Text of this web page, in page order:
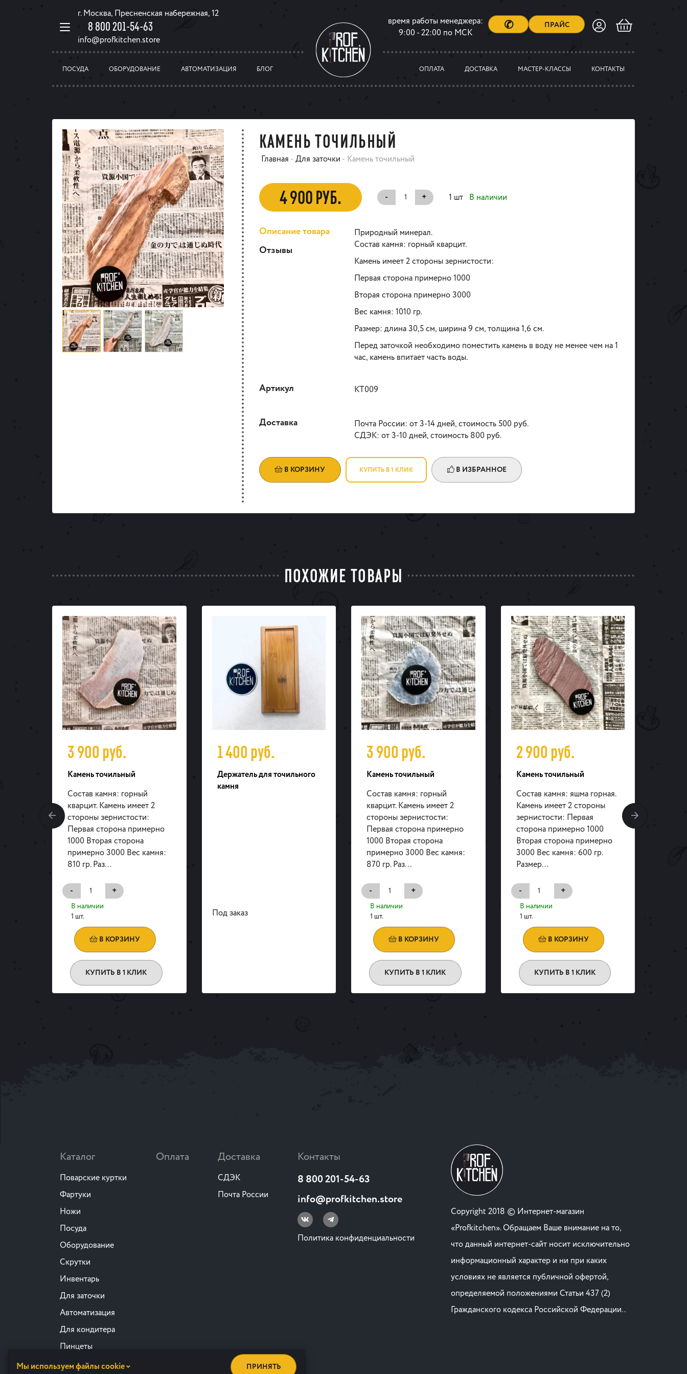
г. Москва, Пресненская набережная, 12
8 800 201-54-63
info@profkitchen.store
время работы менеджера:
9:00 - 22:00 по МСК
✆ ПРАЙС
ПОСУДА ОБОРУДОВАНИЕ АВТОМАТИЗАЦИЯ БЛОГ ОПЛАТА ДОСТАВКА МАСТЕР-КЛАССЫ КОНТАКТЫ
КАМЕНЬ ТОЧИЛЬНЫЙ
Главная - Для заточки - Камень точильный
4 900 РУБ. - + 1 шт В наличии
Описание товара
Отзывы
Природный минерал.
Состав камня: горный кварцит.
Камень имеет 2 стороны зернистости:
Первая сторона примерно 1000
Вторая сторона примерно 3000
Вес камня: 1010 гр.
Размер: длина 30,5 см, ширина 9 см, толщина 1,6 см.
Перед заточкой необходимо поместить камень в воду не менее чем на 1
час, камень впитает часть воды.
Артикул КТ009
Доставка
Почта России: от 3-14 дней, стоимость 500 руб.
СДЭК: от 3-10 дней, стоимость 800 руб.
В КОРЗИНУ КУПИТЬ В 1 КЛИК В ИЗБРАННОЕ
ПОХОЖИЕ ТОВАРЫ
3 900руб.
Камень точильный
Состав камня: горный
кварцит. Камень имеет 2
стороны зернистости:
Первая сторона примерно
1000 Вторая сторона
примерно 3000 Вес камня:
810 гр. Раз...
- +
В наличии
1 шт.
В КОРЗИНУ
КУПИТЬ В 1 КЛИК
1 400руб.
Держатель для точильного
камня
Под заказ
3 900руб.
Камень точильный
Состав камня: горный
кварцит. Камень имеет 2
стороны зернистости:
Первая сторона примерно
1000 Вторая сторона
примерно 3000 Вес камня:
870 гр. Раз...
- +
В наличии
1 шт.
В КОРЗИНУ
КУПИТЬ В 1 КЛИК
2 900руб.
Камень точильный
Состав камня: яшма горная.
Камень имеет 2 стороны
зернистости: Первая
сторона примерно 1000
Вторая сторона примерно
3000 Вес камня: 600 гр.
Размер...
- +
В наличии
1 шт.
В КОРЗИНУ
КУПИТЬ В 1 КЛИК
Каталог
Поварские куртки
Фартуки
Ножи
Посуда
Оборудование
Скрутки
Инвентарь
Для заточки
Автоматизация
Для кондитера
Пинцеты
Прочее
Оплата Доставка
СДЭК
Почта России
Контакты
8 800 201-54-63
info@profkitchen.store
Политика конфиденциальности
Copyright 2018 © Интернет-магазин
«Profkitchen». Обращаем Ваше внимание на то,
что данный интернет-сайт носит исключительно
информационный характер и ни при каких
условиях не является публичной офертой,
определяемой положениями Статьи 437 (2)
Гражданского кодекса Российской Федерации. .
Мы используем файлы cookie ПРИНЯТЬ